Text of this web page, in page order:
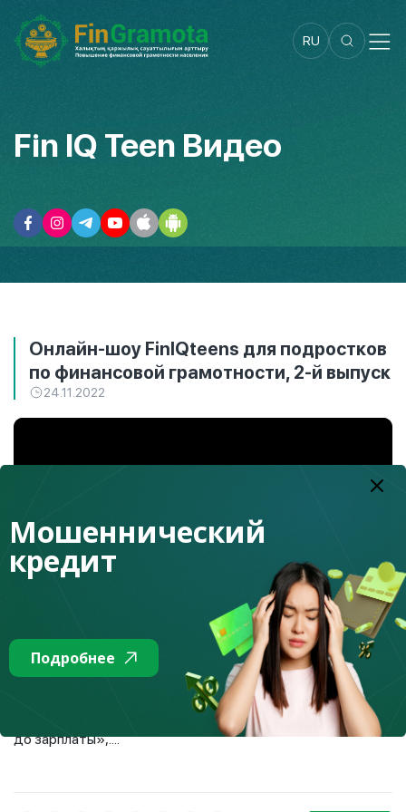
RU
Fin IQ Teen Видео
Онлайн-шоу FinIQteens для подростков
по финансовой грамотности, 2-й выпуск
24.11.2022
Относиться к деньгам пренебрежительно – это прямой
путь в никуда, в лучшем случае, это жизнь «от зарплаты
до зарплаты»,....
Мошеннический
кредит
Подробнее